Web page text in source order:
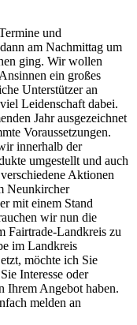
und
am Nachmittag um
ging. Wir wollen
ein großes
Unterstützer an
Leidenschaft dabei.
Jahr ausgezeichnet
Voraussetzungen.
innerhalb der
umgestellt und auch
Aktionen
Neunkircher
mit einem Stand
wir nun die
Fairtrade-Landkreis zu
im Landkreis
möchte ich Sie
Interesse oder
Ihrem Angebot haben.
melden an